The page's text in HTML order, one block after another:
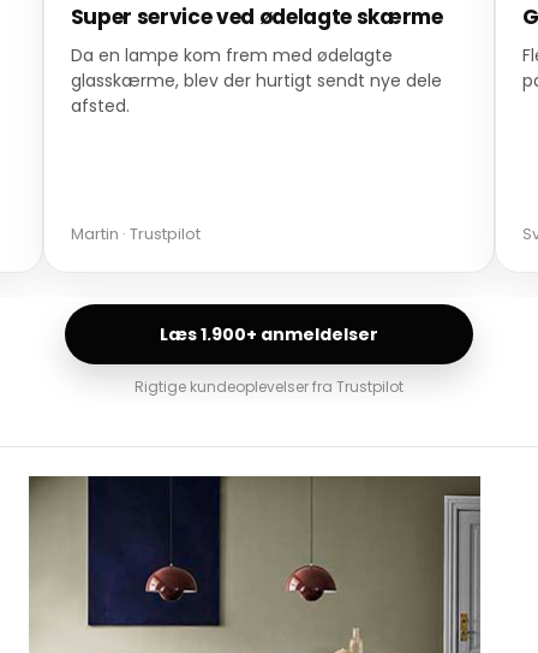
Super service ved ødelagte skærme
Da en lampe kom frem med ødelagte
glasskærme, blev der hurtigt sendt nye dele
afsted.
Martin · Trustpilot
Læs 1.900+ anmeldelser
Rigtige kundeoplevelser fra Trustpilot